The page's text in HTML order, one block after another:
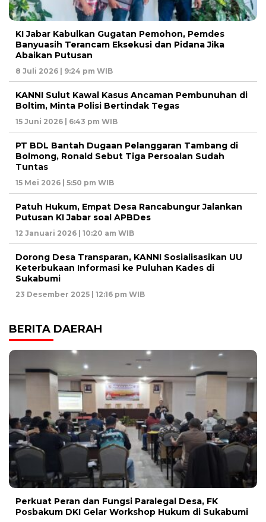
KI Jabar Kabulkan Gugatan Pemohon, Pemdes
Banyuasih Terancam Eksekusi dan Pidana Jika
Abaikan Putusan
8 Juli 2026 | 9:24 pm WIB
KANNI Sulut Kawal Kasus Ancaman Pembunuhan di
Boltim, Minta Polisi Bertindak Tegas
15 Juni 2026 | 6:43 pm WIB
PT BDL Bantah Dugaan Pelanggaran Tambang di
Bolmong, Ronald Sebut Tiga Persoalan Sudah
Tuntas
15 Mei 2026 | 5:50 pm WIB
Patuh Hukum, Empat Desa Rancabungur Jalankan
Putusan KI Jabar soal APBDes
12 Januari 2026 | 10:20 am WIB
Dorong Desa Transparan, KANNI Sosialisasikan UU
Keterbukaan Informasi ke Puluhan Kades di
Sukabumi
23 Desember 2025 | 12:16 pm WIB
BERITA DAERAH
Perkuat Peran dan Fungsi Paralegal Desa, FK
Posbakum DKI Gelar Workshop Hukum di Sukabumi